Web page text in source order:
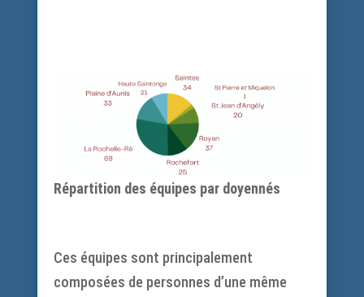
Répartition des équipes par doyennés
Ces équipes sont principalement
composées de personnes d’une même